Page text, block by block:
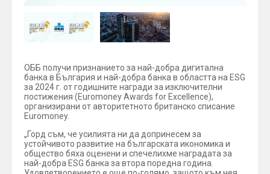
ОББ получи признанието за най-добра дигитална
банка в България и най-добра банка в областта на ESG
за 2024 г. от годишните награди за изключителни
постижения (Euromoney Awards for Excellence),
организирани от авторитетното британско списание
Euromoney.
„Горд съм, че усилията ни да допринесем за
устойчивото развитие на българската икономика и
общество бяха оценени и спечелихме наградата за
най-добра ESG банка за втора поредна година.